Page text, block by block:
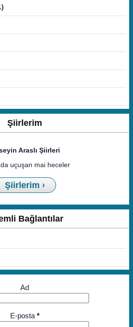
Şiirlerim
Araslı Şiirleri
uçuşan mai heceler
Şiirlerim ›
Bağlantılar
Ad
E-posta *